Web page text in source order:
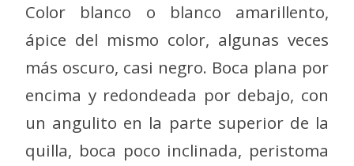
Color blanco o blanco amarillento,
ápice del mismo color, algunas veces
más oscuro, casi negro. Boca plana por
encima y redondeada por debajo, con
un angulito en la parte superior de la
quilla, boca poco inclinada, peristoma